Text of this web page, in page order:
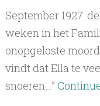
September 1927:
weken in het
onopgeloste
vindt dat Ella te
snoeren…”